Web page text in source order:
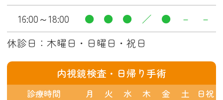
休診日：木曜日・日曜日・祝日
16:00～18:00
● ● ● ／ ● － －
内視鏡検査・日帰り手術
診療時間 月 火 水 木 金 土 日祝